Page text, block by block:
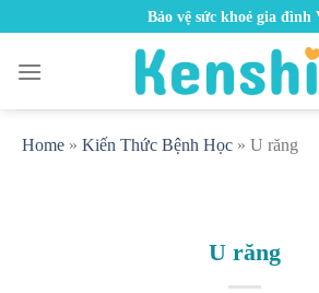
content
Bảo vệ sức khoẻ gia đình
Home » Kiến Thức Bệnh Học » U răng
U răng